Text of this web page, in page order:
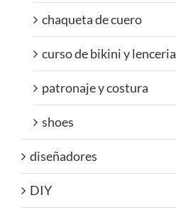
chaqueta de cuero
curso de bikini y lenceria
patronaje y costura
shoes
diseñadores
DIY